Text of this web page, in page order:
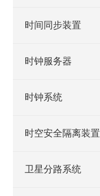
时间同步装置
时钟服务器
时钟系统
时空安全隔离装置
卫星分路系统